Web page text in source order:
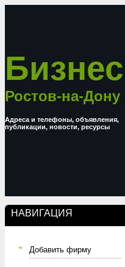
Бизнес
Ростов-на-Дону
Адреса и телефоны, объявления,
публикации, новости, ресурсы
НАВИГАЦИЯ
Добавить фирму